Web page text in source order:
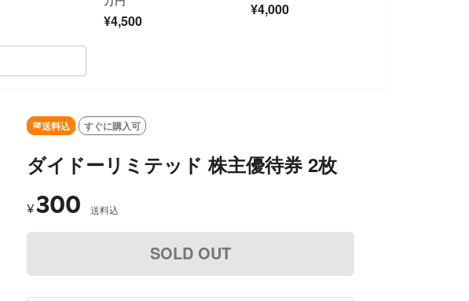
¥4,500
¥4,000
送料込 すぐに購入可
ダイドーリミテッド 株主優待券 2枚
¥300 送料込
SOLD OUT